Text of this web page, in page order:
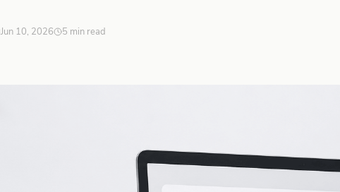
Jun 10, 2026 5 min read